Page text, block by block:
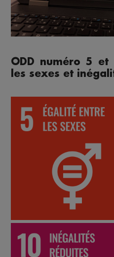
ODD numéro 5
les sexes et